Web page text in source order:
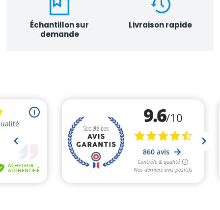
Échantillon sur
demande
Livraison rapide